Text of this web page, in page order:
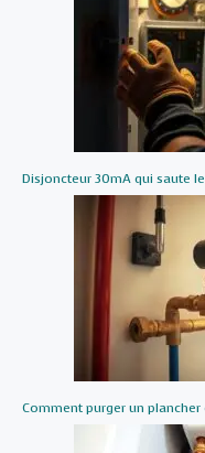
Disjoncteur 30mA qui saute
Comment purger un